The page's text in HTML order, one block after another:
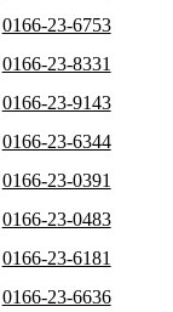
0166-23-6753
0166-23-8331
0166-23-9143
0166-23-6344
0166-23-0391
0166-23-0483
0166-23-6181
0166-23-6636